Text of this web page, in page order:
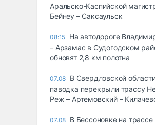
Аральско-Каспийской
Бейнеу – Саксаульск
08:15 На автодороге
– Арзамас в Судогодском
обновят 2,8 км полотна
07.08 В Свердловской
паводка перекрыли трассу
Реж – Артемовский –
07.08 В Бессоновке на трассе